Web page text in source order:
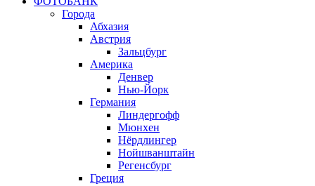
Города
Абхазия
Австрия
Зальцбург
Америка
Денвер
Нью-Йорк
Германия
Линдергофф
Мюнхен
Нёрдлингер
Нойшванштайн
Регенсбург
Греция